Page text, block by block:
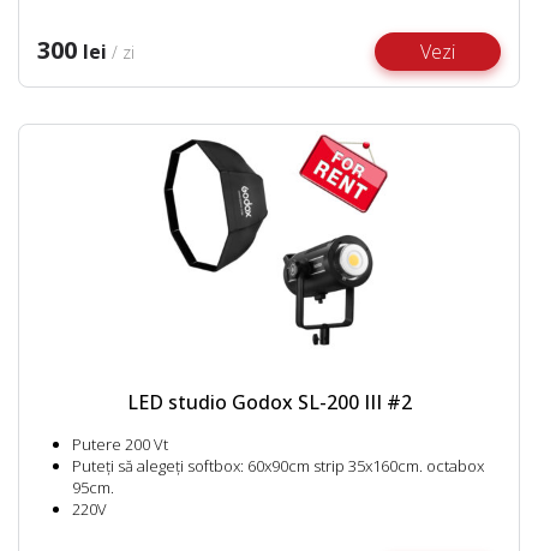
300 lei / zi Vezi
LED studio Godox SL-200 III #2
Putere 200 Vt
Puteți să alegeți softbox: 60x90cm strip 35x160cm. octabox
95cm.
220V